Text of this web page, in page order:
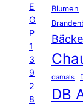
E
G
P
1
3
9
2
8
Blumen
damals
DB